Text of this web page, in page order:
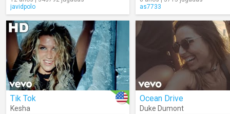
javidpolo
as7733
Tik Tok
Kesha
Ocean Drive
Duke Dumont